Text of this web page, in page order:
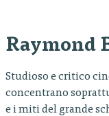
Raymond
Studioso e critico
concentrano
e i miti del grande